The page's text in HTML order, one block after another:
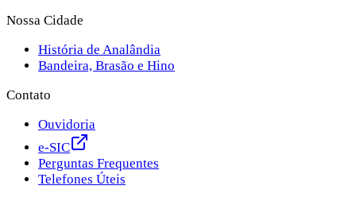
Nossa Cidade
História de Analândia
Bandeira, Brasão e Hino
Contato
Ouvidoria
e-SIC
Perguntas Frequentes
Telefones Úteis